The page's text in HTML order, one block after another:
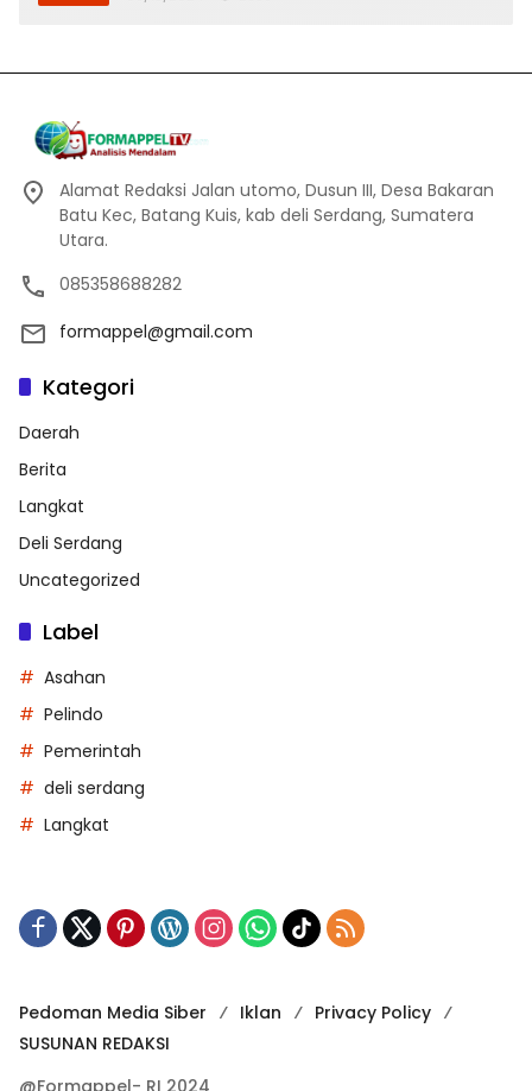
Alamat Redaksi Jalan utomo, Dusun III, Desa Bakaran
Batu Kec, Batang Kuis, kab deli Serdang, Sumatera
Utara.
085358688282
formappel@gmail.com
Kategori
Daerah
Berita
Langkat
Deli Serdang
Uncategorized
Label
Asahan
Pelindo
Pemerintah
deli serdang
Langkat
Pedoman Media Siber Iklan
Privacy Policy
SUSUNAN REDAKSI